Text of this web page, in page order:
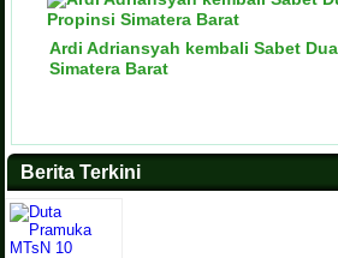
Ardi Adriansyah kembali Sabet
Simatera Barat
Berita Terkini